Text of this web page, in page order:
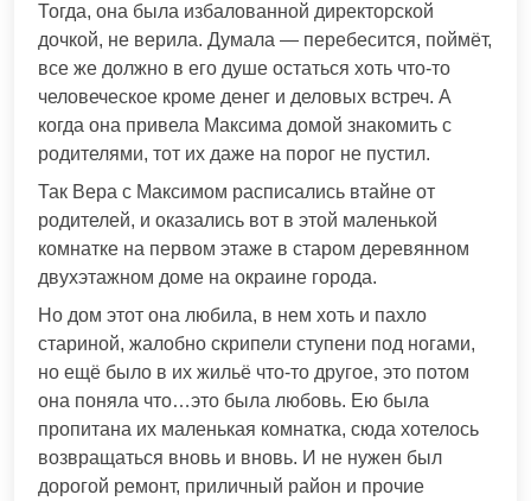
Тогда, она была избалованной директорской
дочкой, не верила. Думала — перебесится, поймёт,
все же должно в его душе остаться хоть что-то
человеческое кроме денег и деловых встреч. А
когда она привела Максима домой знакомить с
родителями, тот их даже на порог не пустил.
Так Вера с Максимом расписались втайне от
родителей, и оказались вот в этой маленькой
комнатке на первом этаже в старом деревянном
двухэтажном доме на окраине города.
Но дом этот она любила, в нем хоть и пахло
стариной, жалобно скрипели ступени под ногами,
но ещё было в их жильё что-то другое, это потом
она поняла что…это была любовь. Ею была
пропитана их маленькая комнатка, сюда хотелось
возвращаться вновь и вновь. И не нужен был
дорогой ремонт, приличный район и прочие